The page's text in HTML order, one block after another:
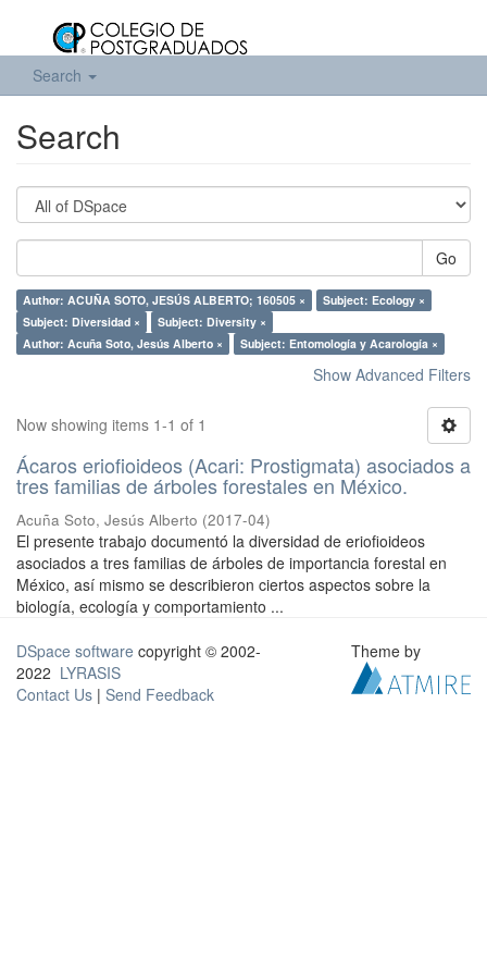
Search
Search
Go
Author: ACUÑA SOTO, JESÚS ALBERTO; 160505 ×
Subject: Ecology ×
Subject: Diversidad ×
Subject: Diversity ×
Author: Acuña Soto, Jesús Alberto ×
Subject: Entomología y Acarología ×
Show Advanced Filters
Now showing items 1-1 of 1
Ácaros eriofioideos (Acari: Prostigmata) asociados a
tres familias de árboles forestales en México.
Acuña Soto, Jesús Alberto (2017-04)
El presente trabajo documentó la diversidad de eriofioideos
asociados a tres familias de árboles de importancia forestal en
México, así mismo se describieron ciertos aspectos sobre la
biología, ecología y comportamiento ...
DSpace software copyright © 2002-
2022 LYRASIS
Contact Us | Send Feedback
Theme by